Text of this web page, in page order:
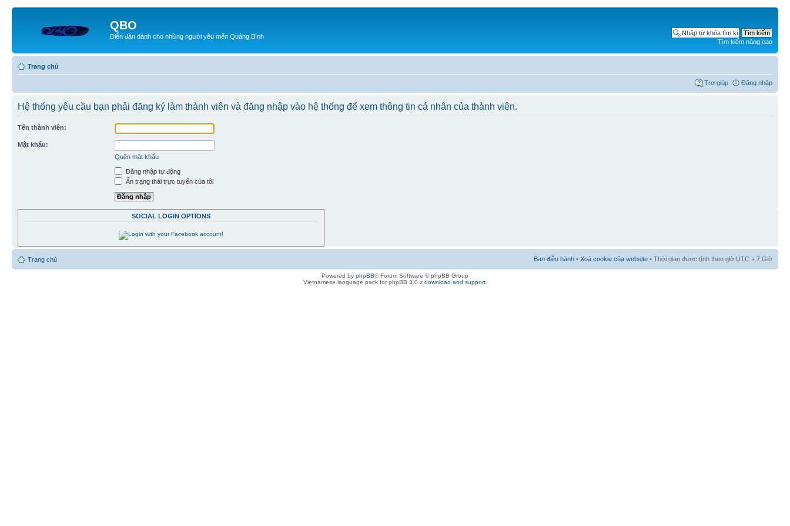
QBO
Diễn đàn dành cho những người yêu mến Quảng Bình
Tìm kiếm nâng cao
Trang chủ
Trợ giúp Đăng nhập
Hệ thống yêu cầu bạn phải đăng ký làm thành viên và đăng nhập vào hệ thống để xem thông tin cá nhân của thành viên.
Tên thành viên:
Mật khẩu:
Quên mật khẩu
Đăng nhập tự động
Ẩn trạng thái trực tuyến của tôi
SOCIAL LOGIN OPTIONS
Trang chủ Ban điều hành • Xoá cookie của website • Thời gian được tính theo giờ UTC + 7 Giờ
Powered by phpBB® Forum Software © phpBB Group
Vietnamese language pack for phpBB 3.0.x download and support.